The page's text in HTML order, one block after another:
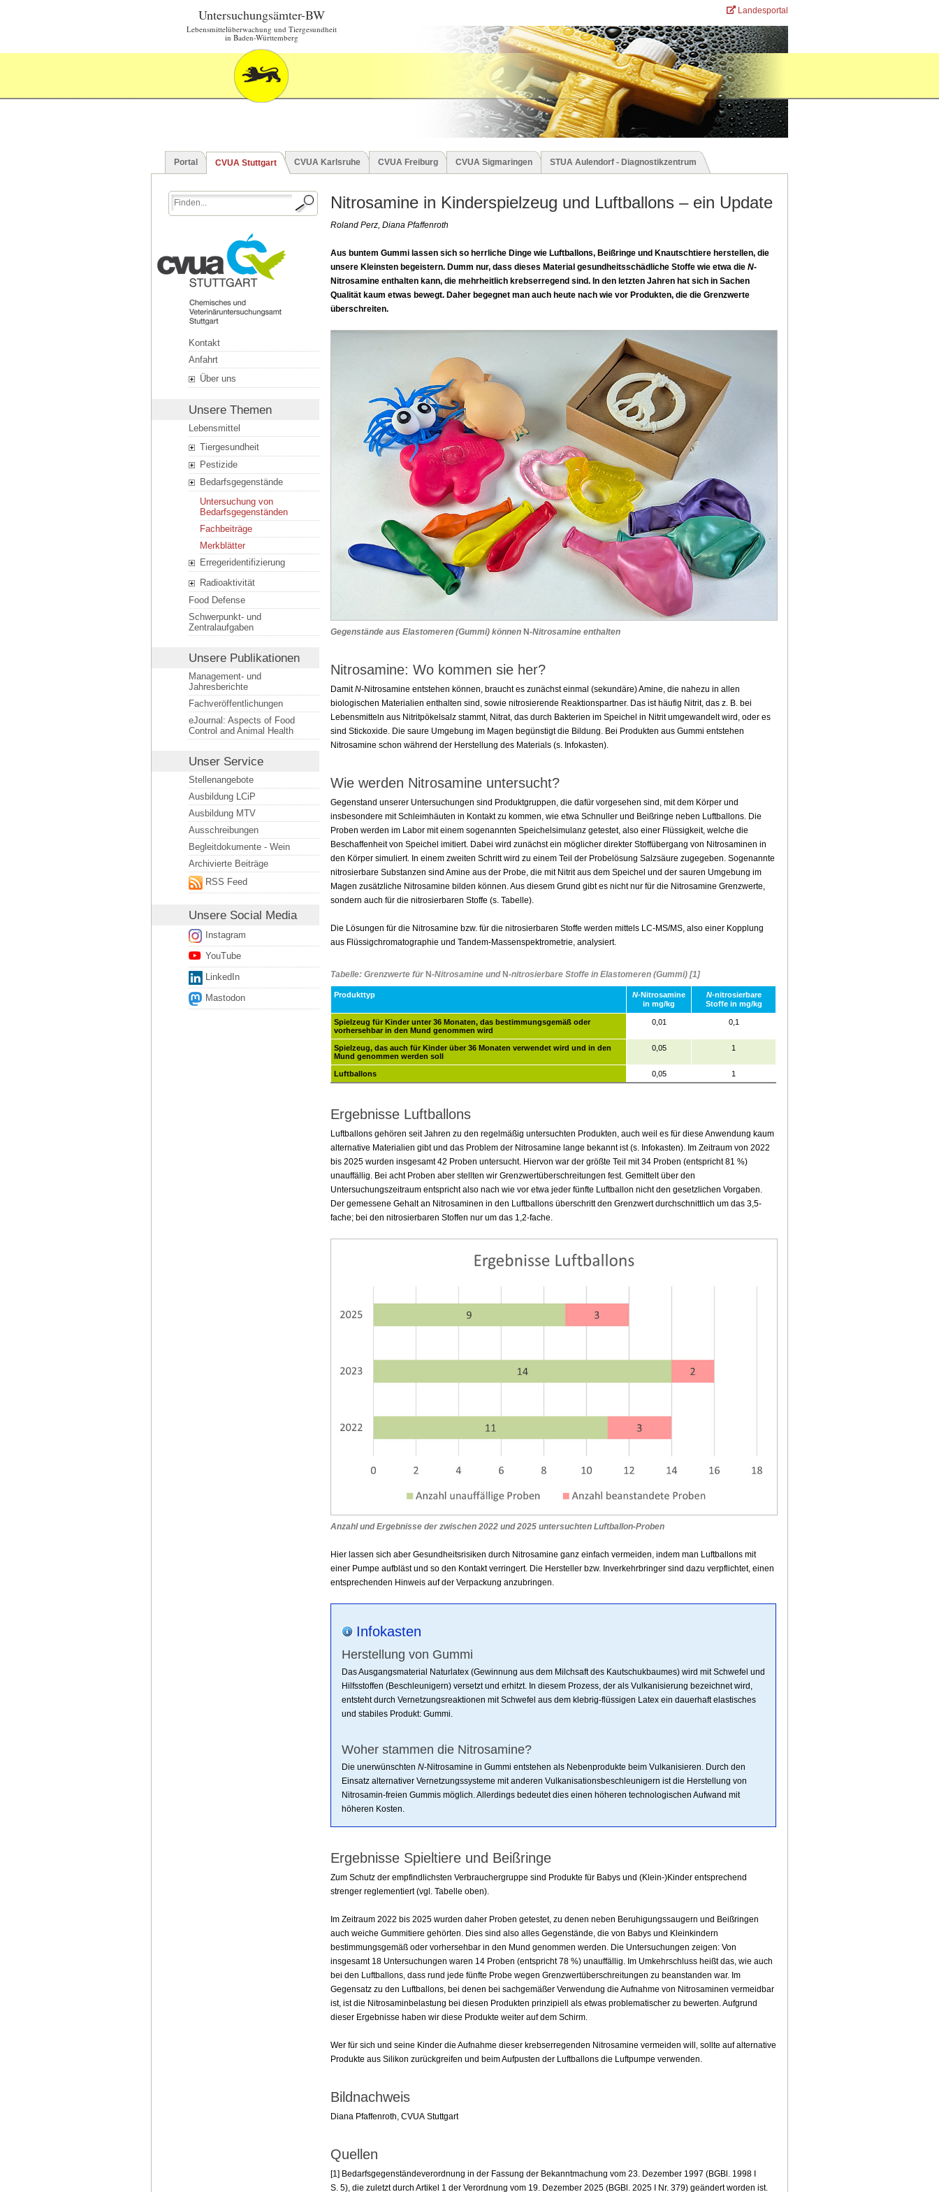
Untersuchungsämter-BW Landesportal
Lebensmittelüberwachung und Tiergesundheit
in Baden-Württemberg
Portal CVUA Stuttgart CVUA Karlsruhe CVUA Freiburg CVUA Sigmaringen STUA Aulendorf - Diagnostikzentrum
Kontakt
Anfahrt
Über uns
Unsere Themen
Lebensmittel
Tiergesundheit
Pestizide
Bedarfsgegenstände
Untersuchung von
Bedarfsgegenständen
Fachbeiträge
Merkblätter
Erregeridentifizierung
Radioaktivität
Food Defense
Schwerpunkt- und
Zentralaufgaben
Unsere Publikationen
Management- und
Jahresberichte
Fachveröffentlichungen
eJournal: Aspects of Food
Control and Animal Health
Unser Service
Stellenangebote
Ausbildung LCiP
Ausbildung MTV
Ausschreibungen
Begleitdokumente - Wein
Archivierte Beiträge
RSS Feed
Unsere Social Media
Instagram
YouTube
LinkedIn
Mastodon
Nitrosamine in Kinderspielzeug und Luftballons – ein Update
Roland Perz, Diana Pfaffenroth
Aus buntem Gummi lassen sich so herrliche Dinge wie Luftballons, Beißringe und Knautschtiere herstellen, die
unsere Kleinsten begeistern. Dumm nur, dass dieses Material gesundheitsschädliche Stoffe wie etwa die N-
Nitrosamine enthalten kann, die mehrheitlich krebserregend sind. In den letzten Jahren hat sich in Sachen
Qualität kaum etwas bewegt. Daher begegnet man auch heute nach wie vor Produkten, die die Grenzwerte
überschreiten.
Gegenstände aus Elastomeren (Gummi) können N-Nitrosamine enthalten
Nitrosamine: Wo kommen sie her?
DamitN-Nitrosamine entstehen können, braucht es zunächst einmal (sekundäre) Amine, die nahezu in allen
biologischen Materialien enthalten sind, sowie nitrosierende Reaktionspartner. Das ist häufig Nitrit, das z. B. bei
Lebensmitteln aus Nitritpökelsalz stammt, Nitrat, das durch Bakterien im Speichel in Nitrit umgewandelt wird, oder es
sind Stickoxide. Die saure Umgebung im Magen begünstigt die Bildung. Bei Produkten aus Gummi entstehen
Nitrosamine schon während der Herstellung des Materials (s. Infokasten).
Wie werden Nitrosamine untersucht?
Gegenstand unserer Untersuchungen sind Produktgruppen, die dafür vorgesehen sind, mit dem Körper und
insbesondere mit Schleimhäuten in Kontakt zu kommen, wie etwa Schnuller und Beißringe neben Luftballons. Die
Proben werden im Labor mit einem sogenannten Speichelsimulanz getestet, also einer Flüssigkeit, welche die
Beschaffenheit von Speichel imitiert. Dabei wird zunächst ein möglicher direkter Stoffübergang von Nitrosaminen in
den Körper simuliert. In einem zweiten Schritt wird zu einem Teil der Probelösung Salzsäure zugegeben. Sogenannte
nitrosierbare Substanzen sind Amine aus der Probe, die mit Nitrit aus dem Speichel und der sauren Umgebung im
Magen zusätzliche Nitrosamine bilden können. Aus diesem Grund gibt es nicht nur für die Nitrosamine Grenzwerte,
sondern auch für die nitrosierbaren Stoffe (s. Tabelle).
Die Lösungen für die Nitrosamine bzw. für die nitrosierbaren Stoffe werden mittels LC-MS/MS, also einer Kopplung
aus Flüssigchromatographie und Tandem-Massenspektrometrie, analysiert.
Tabelle: Grenzwerte für N-Nitrosamine undN-nitrosierbare Stoffe in Elastomeren (Gummi) [1]
Produkttyp N-Nitrosamine
in mg/kg
N-nitrosierbare
Stoffe in mg/kg
Spielzeug für Kinder unter 36 Monaten, das bestimmungsgemäß oder
vorhersehbar in den Mund genommen wird
0,01 0,1
Spielzeug, das auch für Kinder über 36 Monaten verwendet wird und in den
Mund genommen werden soll
0,05 1
Luftballons 0,05 1
Ergebnisse Luftballons
Luftballons gehören seit Jahren zu den regelmäßig untersuchten Produkten, auch weil es für diese Anwendung kaum
alternative Materialien gibt und das Problem der Nitrosamine lange bekannt ist (s. Infokasten). Im Zeitraum von 2022
bis 2025 wurden insgesamt 42 Proben untersucht. Hiervon war der größte Teil mit 34 Proben (entspricht 81 %)
unauffällig. Bei acht Proben aber stellten wir Grenzwertüberschreitungen fest. Gemittelt über den
Untersuchungszeitraum entspricht also nach wie vor etwa jeder fünfte Luftballon nicht den gesetzlichen Vorgaben.
Der gemessene Gehalt an Nitrosaminen in den Luftballons überschritt den Grenzwert durchschnittlich um das 3,5-
fache; bei den nitrosierbaren Stoffen nur um das 1,2-fache.
Anzahl und Ergebnisse der zwischen 2022 und 2025 untersuchten Luftballon-Proben
Hier lassen sich aber Gesundheitsrisiken durch Nitrosamine ganz einfach vermeiden, indem man Luftballons mit
einer Pumpe aufbläst und so den Kontakt verringert. Die Hersteller bzw. Inverkehrbringer sind dazu verpflichtet, einen
entsprechenden Hinweis auf der Verpackung anzubringen.
Infokasten
Herstellung von Gummi
Das Ausgangsmaterial Naturlatex (Gewinnung aus dem Milchsaft des Kautschukbaumes) wird mit Schwefel und
Hilfsstoffen (Beschleunigern) versetzt und erhitzt. In diesem Prozess, der als Vulkanisierung bezeichnet wird,
entsteht durch Vernetzungsreaktionen mit Schwefel aus dem klebrig-flüssigen Latex ein dauerhaft elastisches
und stabiles Produkt: Gummi.
Woher stammen die Nitrosamine?
Die unerwünschten N-Nitrosamine in Gummi entstehen als Nebenprodukte beim Vulkanisieren. Durch den
Einsatz alternativer Vernetzungssysteme mit anderen Vulkanisationsbeschleunigern ist die Herstellung von
Nitrosamin-freien Gummis möglich. Allerdings bedeutet dies einen höheren technologischen Aufwand mit
höheren Kosten.
Ergebnisse Spieltiere und Beißringe
Zum Schutz der empfindlichsten Verbrauchergruppe sind Produkte für Babys und (Klein-)Kinder entsprechend
strenger reglementiert (vgl. Tabelle oben).
Im Zeitraum 2022 bis 2025 wurden daher Proben getestet, zu denen neben Beruhigungssaugern und Beißringen
auch weiche Gummitiere gehörten. Dies sind also alles Gegenstände, die von Babys und Kleinkindern
bestimmungsgemäß oder vorhersehbar in den Mund genommen werden. Die Untersuchungen zeigen: Von
insgesamt 18 Untersuchungen waren 14 Proben (entspricht 78 %) unauffällig. Im Umkehrschluss heißt das, wie auch
bei den Luftballons, dass rund jede fünfte Probe wegen Grenzwertüberschreitungen zu beanstanden war. Im
Gegensatz zu den Luftballons, bei denen bei sachgemäßer Verwendung die Aufnahme von Nitrosaminen vermeidbar
ist, ist die Nitrosaminbelastung bei diesen Produkten prinzipiell als etwas problematischer zu bewerten. Aufgrund
dieser Ergebnisse haben wir diese Produkte weiter auf dem Schirm.
Wer für sich und seine Kinder die Aufnahme dieser krebserregenden Nitrosamine vermeiden will, sollte auf alternative
Produkte aus Silikon zurückgreifen und beim Aufpusten der Luftballons die Luftpumpe verwenden.
Bildnachweis
Diana Pfaffenroth, CVUA Stuttgart
Quellen
[1] Bedarfsgegenständeverordnung in der Fassung der Bekanntmachung vom 23. Dezember 1997 (BGBl. 1998 I
S. 5), die zuletzt durch Artikel 1 der Verordnung vom 19. Dezember 2025 (BGBl. 2025 I Nr. 379) geändert worden ist.